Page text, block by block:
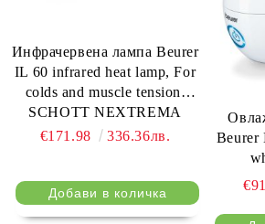
Инфрачервена лампа Beurer
IL 60 infrared heat lamp, For
colds and muscle tension,
SCHOTT NEXTREMA
glass-ceramic cover lens, UV
electronic timer, Medical
€171.98 336.36лв.
Beurer
20